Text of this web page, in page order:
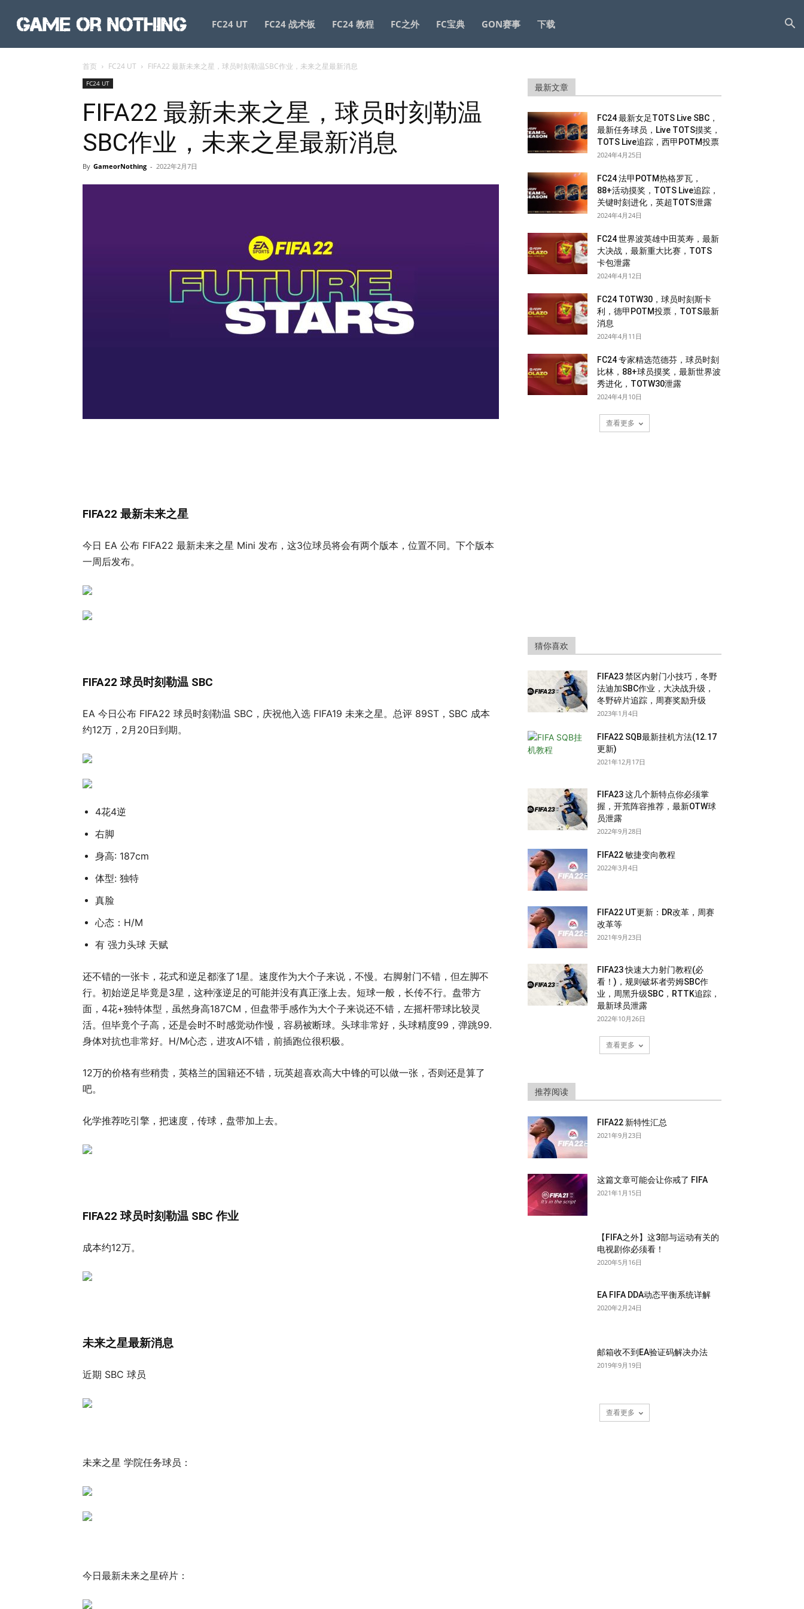
GameorNothing
FC24 UT FC24 战术板 FC24 教程 FC之外 FC宝典 GON赛事 下载
首页 FC24 UT FIFA22 最新未来之星，球员时刻勒温SBC作业，未来之星最新消息
FC24 UT
FIFA22 最新未来之星，球员时刻勒温
SBC作业，未来之星最新消息
By GameorNothing - 2022年2月7日
FIFA22 最新未来之星
今日 EA 公布 FIFA22 最新未来之星 Mini 发布，这3位球员将会有两个版本，位置不同。下个版本
一周后发布。
FIFA22 球员时刻勒温 SBC
EA 今日公布 FIFA22 球员时刻勒温 SBC，庆祝他入选 FIFA19 未来之星。总评 89ST，SBC 成本
约12万，2月20日到期。
4花4逆
右脚
身高: 187cm
体型: 独特
真脸
心态：H/M
有 强力头球 天赋
还不错的一张卡，花式和逆足都涨了1星。速度作为大个子来说，不慢。右脚射门不错，但左脚不
行。初始逆足毕竟是3星，这种涨逆足的可能并没有真正涨上去。短球一般，长传不行。盘带方
面，4花+独特体型，虽然身高187CM，但盘带手感作为大个子来说还不错，左摇杆带球比较灵
活。但毕竟个子高，还是会时不时感觉动作慢，容易被断球。头球非常好，头球精度99，弹跳99.
身体对抗也非常好。H/M心态，进攻AI不错，前插跑位很积极。
12万的价格有些稍贵，英格兰的国籍还不错，玩英超喜欢高大中锋的可以做一张，否则还是算了
吧。
化学推荐吃引擎，把速度，传球，盘带加上去。
FIFA22 球员时刻勒温 SBC 作业
成本约12万。
未来之星最新消息
近期 SBC 球员
未来之星 学院任务球员：
今日最新未来之星碎片：
最新文章
FC24 最新女足TOTS Live SBC，
最新任务球员，Live TOTS摸奖，
TOTS Live追踪，西甲POTM投票
2024年4月25日
FC24 法甲POTM热格罗瓦，
88+活动摸奖，TOTS Live追踪，
关键时刻进化，英超TOTS泄露
2024年4月24日
FC24 世界波英雄中田英寿，最新
大决战，最新重大比赛，TOTS
卡包泄露
2024年4月12日
FC24 TOTW30，球员时刻斯卡
利，德甲POTM投票，TOTS最新
消息
2024年4月11日
FC24 专家精选范德芬，球员时刻
比林，88+球员摸奖，最新世界波
秀进化，TOTW30泄露
2024年4月10日
查看更多
猜你喜欢
FIFA23 禁区内射门小技巧，冬野
法迪加SBC作业，大决战升级，
冬野碎片追踪，周赛奖励升级
2023年1月4日
FIFA22 SQB最新挂机方法(12.17
更新)
2021年12月17日
FIFA23 这几个新特点你必须掌
握，开荒阵容推荐，最新OTW球
员泄露
2022年9月28日
FIFA22 敏捷变向教程
2022年3月4日
FIFA22 UT更新：DR改革，周赛
改革等
2021年9月23日
FIFA23 快速大力射门教程(必
看！)，规则破坏者劳姆SBC作
业，周黑升级SBC，RTTK追踪，
最新球员泄露
2022年10月26日
查看更多
推荐阅读
FIFA22 新特性汇总
2021年9月23日
这篇文章可能会让你戒了 FIFA
2021年1月15日
【FIFA之外】这3部与运动有关的
电视剧你必须看！
2020年5月16日
EA FIFA DDA动态平衡系统详解
2020年2月24日
邮箱收不到EA验证码解决办法
2019年9月19日
查看更多